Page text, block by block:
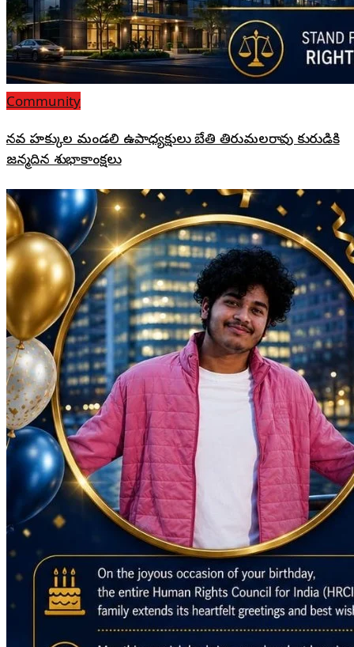
Community
మానవ హక్కుల మండలి ఉపాధ్యక్షులు బేతి తిరుమలరావు కుమారుడికి
జన్మదిన శుభాకాంక్షలు